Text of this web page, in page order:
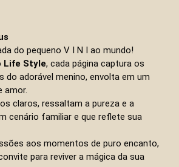
do pequeno V I N I ao mundo!
Life Style, cada página captura os
do adorável menino, envolta em um
amor.
claros, ressaltam a pureza e a
cenário familiar e que reflete sua
aos momentos de puro encanto,
para reviver a mágica da sua